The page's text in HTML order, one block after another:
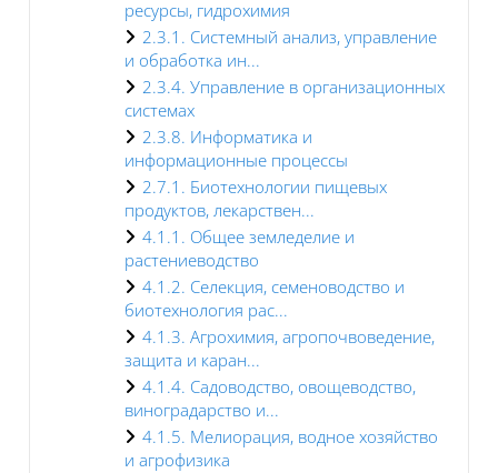
ресурсы, гидрохимия
2.3.1. Системный анализ, управление
и обработка ин...
2.3.4. Управление в организационных
системах
2.3.8. Информатика и
информационные процессы
2.7.1. Биотехнологии пищевых
продуктов, лекарствен...
4.1.1. Общее земледелие и
растениеводство
4.1.2. Селекция, семеноводство и
биотехнология рас...
4.1.3. Агрохимия, агропочвоведение,
защита и каран...
4.1.4. Садоводство, овощеводство,
виноградарство и...
4.1.5. Мелиорация, водное хозяйство
и агрофизика